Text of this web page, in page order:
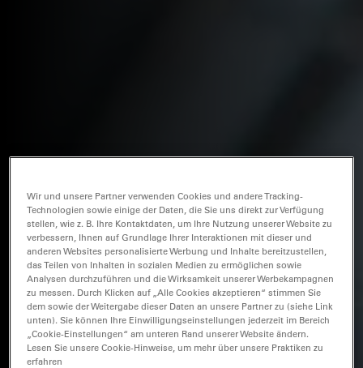
Wir und unsere Partner verwenden Cookies und andere Tracking-
Technologien sowie einige der Daten, die Sie uns direkt zur Verfügung
stellen, wie z. B. Ihre Kontaktdaten, um Ihre Nutzung unserer Website zu
verbessern, Ihnen auf Grundlage Ihrer Interaktionen mit dieser und
anderen Websites personalisierte Werbung und Inhalte bereitzustellen,
das Teilen von Inhalten in sozialen Medien zu ermöglichen sowie
Analysen durchzuführen und die Wirksamkeit unserer Werbekampagnen
zu messen. Durch Klicken auf „Alle Cookies akzeptieren“ stimmen Sie
dem sowie der Weitergabe dieser Daten an unsere Partner zu (siehe Link
unten). Sie können Ihre Einwilligungseinstellungen jederzeit im Bereich
„Cookie-Einstellungen“ am unteren Rand unserer Website ändern.
Lesen Sie unsere Cookie-Hinweise, um mehr über unsere Praktiken zu
erfahren